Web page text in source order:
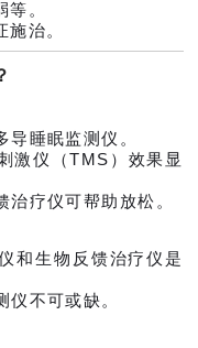
等。
施治。
导睡眠监测仪。
激仪（TMS）效果显
疗仪可帮助放松。
和生物反馈治疗仪是
仪不可或缺。